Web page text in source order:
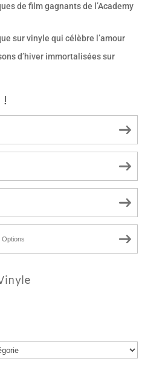
de film gagnants de l’Academy
sur vinyle qui célèbre l’amour
d’hiver immortalisées sur
!
Options